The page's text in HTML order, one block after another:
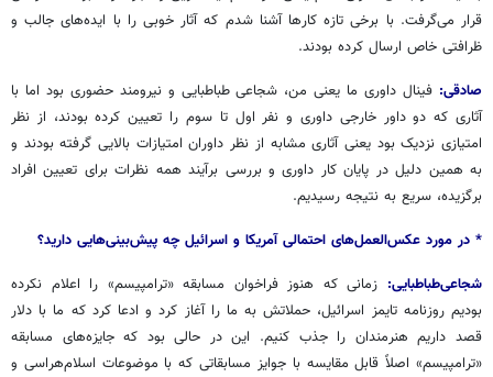
قرار می‌گرفت. با برخی تازه کارها آشنا شدم که آثار خوبی را با ایده‌های جالب و
ظرافتی خاص ارسال کرده بودند.
صادقی: فینال داوری ما یعنی من، شجاعی طباطبایی و نیرومند حضوری بود اما با
آثاری که دو داور خارجی داوری و نفر اول تا سوم را تعیین کرده بودند، از نظر
امتیازی نزدیک بود یعنی آثاری مشابه از نظر داوران امتیازات بالایی گرفته بودند و
به همین دلیل در پایان کار داوری و بررسی برآیند همه نظرات برای تعیین افراد
برگزیده، سریع به نتیجه رسیدیم.
* در مورد عکس‌العمل‌های احتمالی آمریکا و اسرائیل چه پیش‌بینی‌هایی دارید؟
شجاعی‌طباطبایی: زمانی که هنوز فراخوان مسابقه «ترامپیسم» را اعلام نکرده
بودیم روزنامه تایمز اسرائیل، حملاتش به ما را آغاز کرد و ادعا کرد که ما با دلار
قصد داریم هنرمندان را جذب کنیم. این در حالی بود که جایزه‌های مسابقه
«ترامپیسم» اصلاً قابل مقایسه با جوایز مسابقاتی که با موضوعات اسلام‌هراسی و